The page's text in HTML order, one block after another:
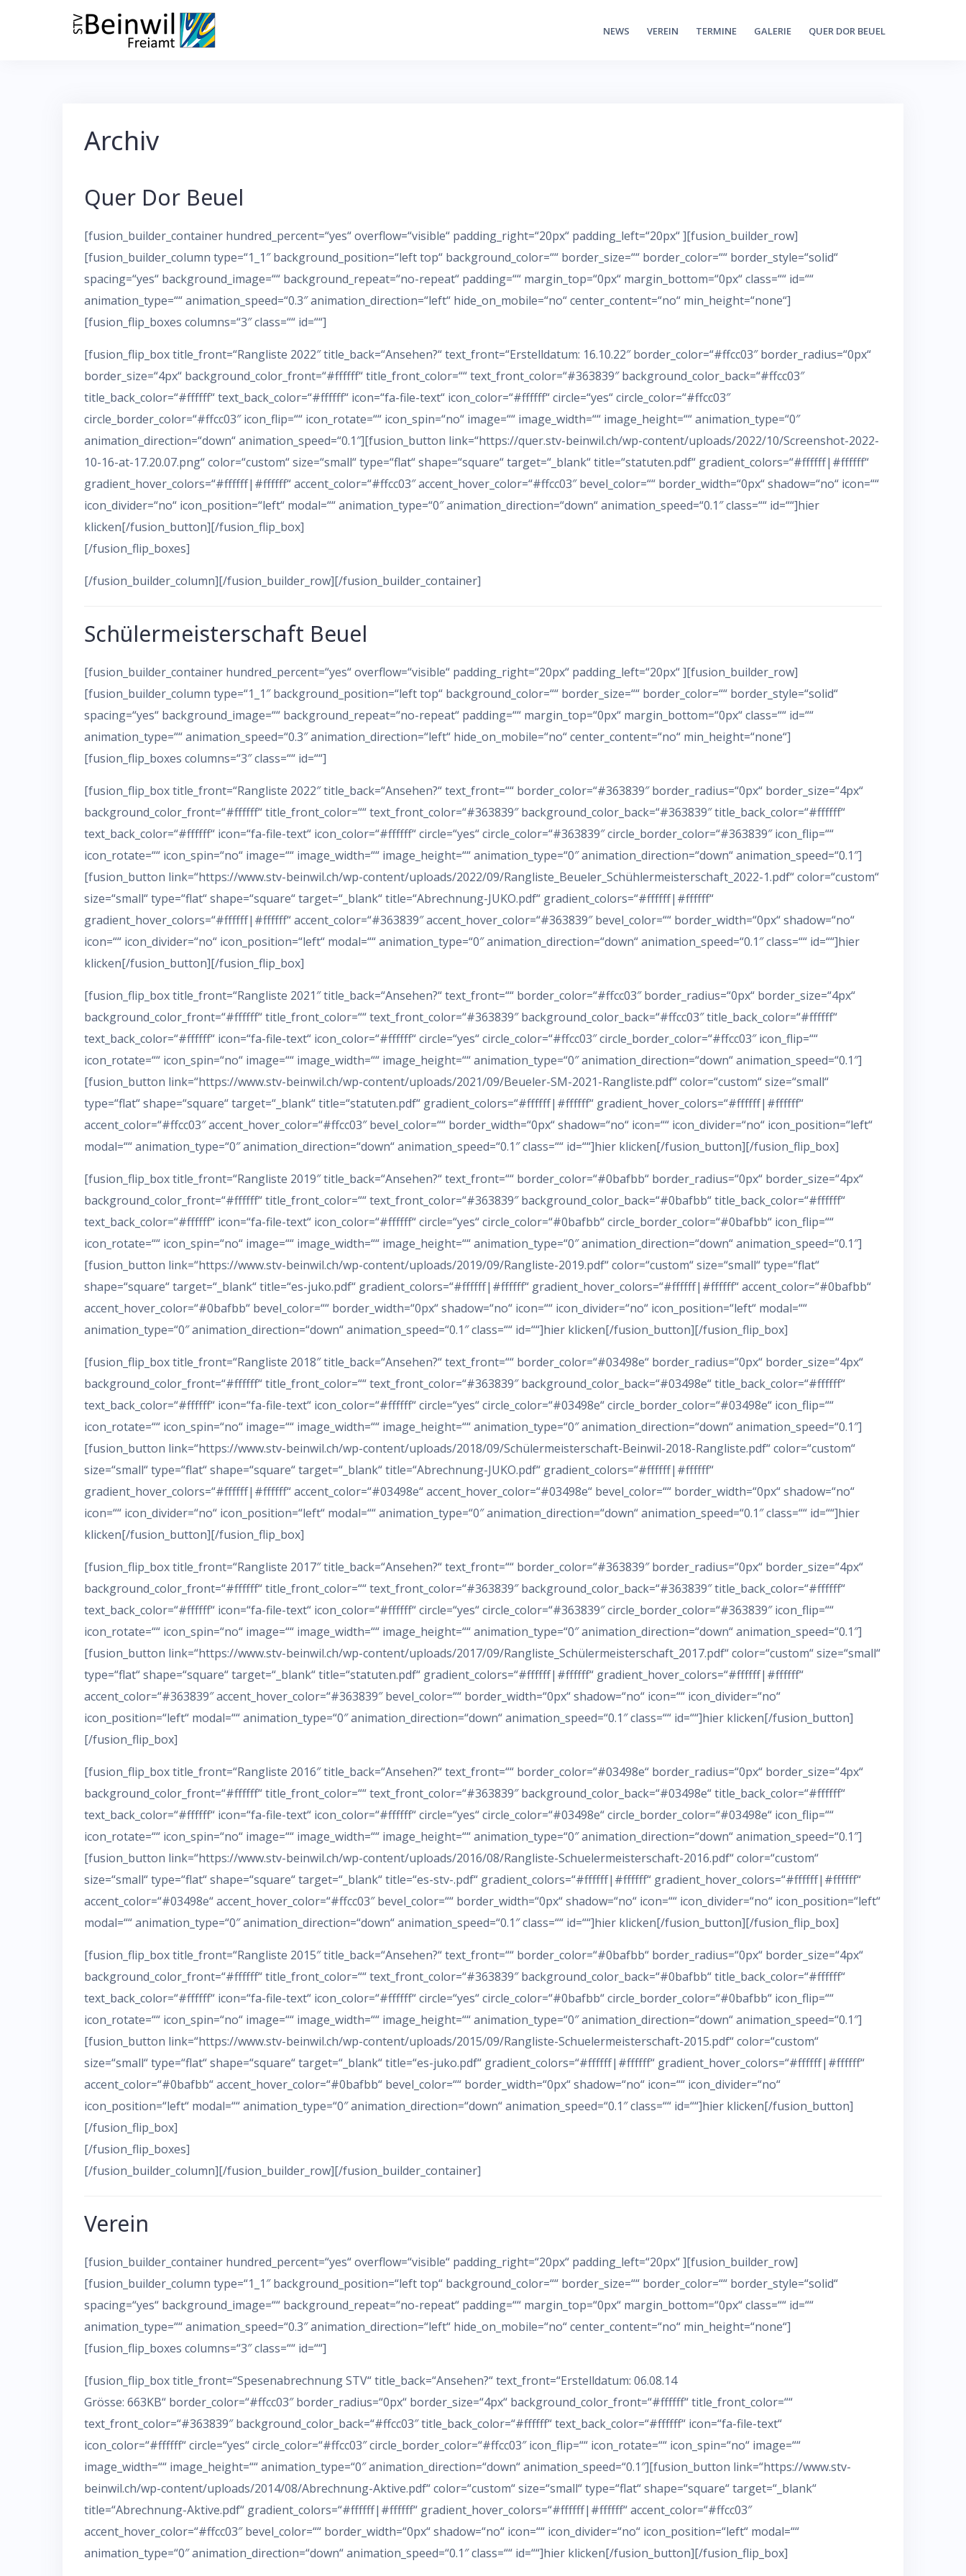
NEWS VEREIN TERMINE GALERIE QUER DOR BEUEL
Archiv
Quer Dor Beuel
[fusion_builder_container hundred_percent=“yes“ overflow=“visible“ padding_right=“20px“ padding_left=“20px“ ][fusion_builder_row]
[fusion_builder_column type=“1_1″ background_position=“left top“ background_color=““ border_size=““ border_color=““ border_style=“solid“
spacing=“yes“ background_image=““ background_repeat=“no-repeat“ padding=““ margin_top=“0px“ margin_bottom=“0px“ class=““ id=““
animation_type=““ animation_speed=“0.3″ animation_direction=“left“ hide_on_mobile=“no“ center_content=“no“ min_height=“none“]
[fusion_flip_boxes columns=“3″ class=““ id=““]
[fusion_flip_box title_front=“Rangliste 2022″ title_back=“Ansehen?“ text_front=“Erstelldatum: 16.10.22″ border_color=“#ffcc03″ border_radius=“0px“
border_size=“4px“ background_color_front=“#ffffff“ title_front_color=““ text_front_color=“#363839″ background_color_back=“#ffcc03″
title_back_color=“#ffffff“ text_back_color=“#ffffff“ icon=“fa-file-text“ icon_color=“#ffffff“ circle=“yes“ circle_color=“#ffcc03″
circle_border_color=“#ffcc03″ icon_flip=““ icon_rotate=““ icon_spin=“no“ image=““ image_width=““ image_height=““ animation_type=“0″
animation_direction=“down“ animation_speed=“0.1″][fusion_button link=“https://quer.stv-beinwil.ch/wp-content/uploads/2022/10/Screenshot-2022-
10-16-at-17.20.07.png“ color=“custom“ size=“small“ type=“flat“ shape=“square“ target=“_blank“ title=“statuten.pdf“ gradient_colors=“#ffffff|#ffffff“
gradient_hover_colors=“#ffffff|#ffffff“ accent_color=“#ffcc03″ accent_hover_color=“#ffcc03″ bevel_color=““ border_width=“0px“ shadow=“no“ icon=““
icon_divider=“no“ icon_position=“left“ modal=““ animation_type=“0″ animation_direction=“down“ animation_speed=“0.1″ class=““ id=““]hier
klicken[/fusion_button][/fusion_flip_box]
[/fusion_flip_boxes]
[/fusion_builder_column][/fusion_builder_row][/fusion_builder_container]
Schülermeisterschaft Beuel
[fusion_builder_container hundred_percent=“yes“ overflow=“visible“ padding_right=“20px“ padding_left=“20px“ ][fusion_builder_row]
[fusion_builder_column type=“1_1″ background_position=“left top“ background_color=““ border_size=““ border_color=““ border_style=“solid“
spacing=“yes“ background_image=““ background_repeat=“no-repeat“ padding=““ margin_top=“0px“ margin_bottom=“0px“ class=““ id=““
animation_type=““ animation_speed=“0.3″ animation_direction=“left“ hide_on_mobile=“no“ center_content=“no“ min_height=“none“]
[fusion_flip_boxes columns=“3″ class=““ id=““]
[fusion_flip_box title_front=“Rangliste 2022″ title_back=“Ansehen?“ text_front=““ border_color=“#363839″ border_radius=“0px“ border_size=“4px“
background_color_front=“#ffffff“ title_front_color=““ text_front_color=“#363839″ background_color_back=“#363839″ title_back_color=“#ffffff“
text_back_color=“#ffffff“ icon=“fa-file-text“ icon_color=“#ffffff“ circle=“yes“ circle_color=“#363839″ circle_border_color=“#363839″ icon_flip=““
icon_rotate=““ icon_spin=“no“ image=““ image_width=““ image_height=““ animation_type=“0″ animation_direction=“down“ animation_speed=“0.1″]
[fusion_button link=“https://www.stv-beinwil.ch/wp-content/uploads/2022/09/Rangliste_Beueler_Schühlermeisterschaft_2022-1.pdf“ color=“custom“
size=“small“ type=“flat“ shape=“square“ target=“_blank“ title=“Abrechnung-JUKO.pdf“ gradient_colors=“#ffffff|#ffffff“
gradient_hover_colors=“#ffffff|#ffffff“ accent_color=“#363839″ accent_hover_color=“#363839″ bevel_color=““ border_width=“0px“ shadow=“no“
icon=““ icon_divider=“no“ icon_position=“left“ modal=““ animation_type=“0″ animation_direction=“down“ animation_speed=“0.1″ class=““ id=““]hier
klicken[/fusion_button][/fusion_flip_box]
[fusion_flip_box title_front=“Rangliste 2021″ title_back=“Ansehen?“ text_front=““ border_color=“#ffcc03″ border_radius=“0px“ border_size=“4px“
background_color_front=“#ffffff“ title_front_color=““ text_front_color=“#363839″ background_color_back=“#ffcc03″ title_back_color=“#ffffff“
text_back_color=“#ffffff“ icon=“fa-file-text“ icon_color=“#ffffff“ circle=“yes“ circle_color=“#ffcc03″ circle_border_color=“#ffcc03″ icon_flip=““
icon_rotate=““ icon_spin=“no“ image=““ image_width=““ image_height=““ animation_type=“0″ animation_direction=“down“ animation_speed=“0.1″]
[fusion_button link=“https://www.stv-beinwil.ch/wp-content/uploads/2021/09/Beueler-SM-2021-Rangliste.pdf“ color=“custom“ size=“small“
type=“flat“ shape=“square“ target=“_blank“ title=“statuten.pdf“ gradient_colors=“#ffffff|#ffffff“ gradient_hover_colors=“#ffffff|#ffffff“
accent_color=“#ffcc03″ accent_hover_color=“#ffcc03″ bevel_color=““ border_width=“0px“ shadow=“no“ icon=““ icon_divider=“no“ icon_position=“left“
modal=““ animation_type=“0″ animation_direction=“down“ animation_speed=“0.1″ class=““ id=““]hier klicken[/fusion_button][/fusion_flip_box]
[fusion_flip_box title_front=“Rangliste 2019″ title_back=“Ansehen?“ text_front=““ border_color=“#0bafbb“ border_radius=“0px“ border_size=“4px“
background_color_front=“#ffffff“ title_front_color=““ text_front_color=“#363839″ background_color_back=“#0bafbb“ title_back_color=“#ffffff“
text_back_color=“#ffffff“ icon=“fa-file-text“ icon_color=“#ffffff“ circle=“yes“ circle_color=“#0bafbb“ circle_border_color=“#0bafbb“ icon_flip=““
icon_rotate=““ icon_spin=“no“ image=““ image_width=““ image_height=““ animation_type=“0″ animation_direction=“down“ animation_speed=“0.1″]
[fusion_button link=“https://www.stv-beinwil.ch/wp-content/uploads/2019/09/Rangliste-2019.pdf“ color=“custom“ size=“small“ type=“flat“
shape=“square“ target=“_blank“ title=“es-juko.pdf“ gradient_colors=“#ffffff|#ffffff“ gradient_hover_colors=“#ffffff|#ffffff“ accent_color=“#0bafbb“
accent_hover_color=“#0bafbb“ bevel_color=““ border_width=“0px“ shadow=“no“ icon=““ icon_divider=“no“ icon_position=“left“ modal=““
animation_type=“0″ animation_direction=“down“ animation_speed=“0.1″ class=““ id=““]hier klicken[/fusion_button][/fusion_flip_box]
[fusion_flip_box title_front=“Rangliste 2018″ title_back=“Ansehen?“ text_front=““ border_color=“#03498e“ border_radius=“0px“ border_size=“4px“
background_color_front=“#ffffff“ title_front_color=““ text_front_color=“#363839″ background_color_back=“#03498e“ title_back_color=“#ffffff“
text_back_color=“#ffffff“ icon=“fa-file-text“ icon_color=“#ffffff“ circle=“yes“ circle_color=“#03498e“ circle_border_color=“#03498e“ icon_flip=““
icon_rotate=““ icon_spin=“no“ image=““ image_width=““ image_height=““ animation_type=“0″ animation_direction=“down“ animation_speed=“0.1″]
[fusion_button link=“https://www.stv-beinwil.ch/wp-content/uploads/2018/09/Schülermeisterschaft-Beinwil-2018-Rangliste.pdf“ color=“custom“
size=“small“ type=“flat“ shape=“square“ target=“_blank“ title=“Abrechnung-JUKO.pdf“ gradient_colors=“#ffffff|#ffffff“
gradient_hover_colors=“#ffffff|#ffffff“ accent_color=“#03498e“ accent_hover_color=“#03498e“ bevel_color=““ border_width=“0px“ shadow=“no“
icon=““ icon_divider=“no“ icon_position=“left“ modal=““ animation_type=“0″ animation_direction=“down“ animation_speed=“0.1″ class=““ id=““]hier
klicken[/fusion_button][/fusion_flip_box]
[fusion_flip_box title_front=“Rangliste 2017″ title_back=“Ansehen?“ text_front=““ border_color=“#363839″ border_radius=“0px“ border_size=“4px“
background_color_front=“#ffffff“ title_front_color=““ text_front_color=“#363839″ background_color_back=“#363839″ title_back_color=“#ffffff“
text_back_color=“#ffffff“ icon=“fa-file-text“ icon_color=“#ffffff“ circle=“yes“ circle_color=“#363839″ circle_border_color=“#363839″ icon_flip=““
icon_rotate=““ icon_spin=“no“ image=““ image_width=““ image_height=““ animation_type=“0″ animation_direction=“down“ animation_speed=“0.1″]
[fusion_button link=“https://www.stv-beinwil.ch/wp-content/uploads/2017/09/Rangliste_Schülermeisterschaft_2017.pdf“ color=“custom“ size=“small“
type=“flat“ shape=“square“ target=“_blank“ title=“statuten.pdf“ gradient_colors=“#ffffff|#ffffff“ gradient_hover_colors=“#ffffff|#ffffff“
accent_color=“#363839″ accent_hover_color=“#363839″ bevel_color=““ border_width=“0px“ shadow=“no“ icon=““ icon_divider=“no“
icon_position=“left“ modal=““ animation_type=“0″ animation_direction=“down“ animation_speed=“0.1″ class=““ id=““]hier klicken[/fusion_button]
[/fusion_flip_box]
[fusion_flip_box title_front=“Rangliste 2016″ title_back=“Ansehen?“ text_front=““ border_color=“#03498e“ border_radius=“0px“ border_size=“4px“
background_color_front=“#ffffff“ title_front_color=““ text_front_color=“#363839″ background_color_back=“#03498e“ title_back_color=“#ffffff“
text_back_color=“#ffffff“ icon=“fa-file-text“ icon_color=“#ffffff“ circle=“yes“ circle_color=“#03498e“ circle_border_color=“#03498e“ icon_flip=““
icon_rotate=““ icon_spin=“no“ image=““ image_width=““ image_height=““ animation_type=“0″ animation_direction=“down“ animation_speed=“0.1″]
[fusion_button link=“https://www.stv-beinwil.ch/wp-content/uploads/2016/08/Rangliste-Schuelermeisterschaft-2016.pdf“ color=“custom“
size=“small“ type=“flat“ shape=“square“ target=“_blank“ title=“es-stv-.pdf“ gradient_colors=“#ffffff|#ffffff“ gradient_hover_colors=“#ffffff|#ffffff“
accent_color=“#03498e“ accent_hover_color=“#ffcc03″ bevel_color=““ border_width=“0px“ shadow=“no“ icon=““ icon_divider=“no“ icon_position=“left“
modal=““ animation_type=“0″ animation_direction=“down“ animation_speed=“0.1″ class=““ id=““]hier klicken[/fusion_button][/fusion_flip_box]
[fusion_flip_box title_front=“Rangliste 2015″ title_back=“Ansehen?“ text_front=““ border_color=“#0bafbb“ border_radius=“0px“ border_size=“4px“
background_color_front=“#ffffff“ title_front_color=““ text_front_color=“#363839″ background_color_back=“#0bafbb“ title_back_color=“#ffffff“
text_back_color=“#ffffff“ icon=“fa-file-text“ icon_color=“#ffffff“ circle=“yes“ circle_color=“#0bafbb“ circle_border_color=“#0bafbb“ icon_flip=““
icon_rotate=““ icon_spin=“no“ image=““ image_width=““ image_height=““ animation_type=“0″ animation_direction=“down“ animation_speed=“0.1″]
[fusion_button link=“https://www.stv-beinwil.ch/wp-content/uploads/2015/09/Rangliste-Schuelermeisterschaft-2015.pdf“ color=“custom“
size=“small“ type=“flat“ shape=“square“ target=“_blank“ title=“es-juko.pdf“ gradient_colors=“#ffffff|#ffffff“ gradient_hover_colors=“#ffffff|#ffffff“
accent_color=“#0bafbb“ accent_hover_color=“#0bafbb“ bevel_color=““ border_width=“0px“ shadow=“no“ icon=““ icon_divider=“no“
icon_position=“left“ modal=““ animation_type=“0″ animation_direction=“down“ animation_speed=“0.1″ class=““ id=““]hier klicken[/fusion_button]
[/fusion_flip_box]
[/fusion_flip_boxes]
[/fusion_builder_column][/fusion_builder_row][/fusion_builder_container]
Verein
[fusion_builder_container hundred_percent=“yes“ overflow=“visible“ padding_right=“20px“ padding_left=“20px“ ][fusion_builder_row]
[fusion_builder_column type=“1_1″ background_position=“left top“ background_color=““ border_size=““ border_color=““ border_style=“solid“
spacing=“yes“ background_image=““ background_repeat=“no-repeat“ padding=““ margin_top=“0px“ margin_bottom=“0px“ class=““ id=““
animation_type=““ animation_speed=“0.3″ animation_direction=“left“ hide_on_mobile=“no“ center_content=“no“ min_height=“none“]
[fusion_flip_boxes columns=“3″ class=““ id=““]
[fusion_flip_box title_front=“Spesenabrechnung STV“ title_back=“Ansehen?“ text_front=“Erstelldatum: 06.08.14
Grösse: 663KB“ border_color=“#ffcc03″ border_radius=“0px“ border_size=“4px“ background_color_front=“#ffffff“ title_front_color=““
text_front_color=“#363839″ background_color_back=“#ffcc03″ title_back_color=“#ffffff“ text_back_color=“#ffffff“ icon=“fa-file-text“
icon_color=“#ffffff“ circle=“yes“ circle_color=“#ffcc03″ circle_border_color=“#ffcc03″ icon_flip=““ icon_rotate=““ icon_spin=“no“ image=““
image_width=““ image_height=““ animation_type=“0″ animation_direction=“down“ animation_speed=“0.1″][fusion_button link=“https://www.stv-
beinwil.ch/wp-content/uploads/2014/08/Abrechnung-Aktive.pdf“ color=“custom“ size=“small“ type=“flat“ shape=“square“ target=“_blank“
title=“Abrechnung-Aktive.pdf“ gradient_colors=“#ffffff|#ffffff“ gradient_hover_colors=“#ffffff|#ffffff“ accent_color=“#ffcc03″
accent_hover_color=“#ffcc03″ bevel_color=““ border_width=“0px“ shadow=“no“ icon=““ icon_divider=“no“ icon_position=“left“ modal=““
animation_type=“0″ animation_direction=“down“ animation_speed=“0.1″ class=““ id=““]hier klicken[/fusion_button][/fusion_flip_box]